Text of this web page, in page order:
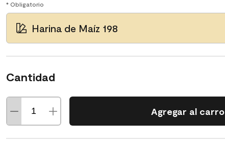
* Obligatorio
Harina de Maíz 198
Cantidad
Agregar al carro